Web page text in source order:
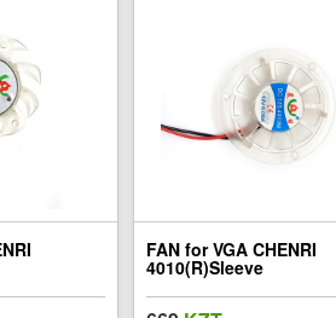
FAN for VGA CHENRI
4010(R)Sleeve